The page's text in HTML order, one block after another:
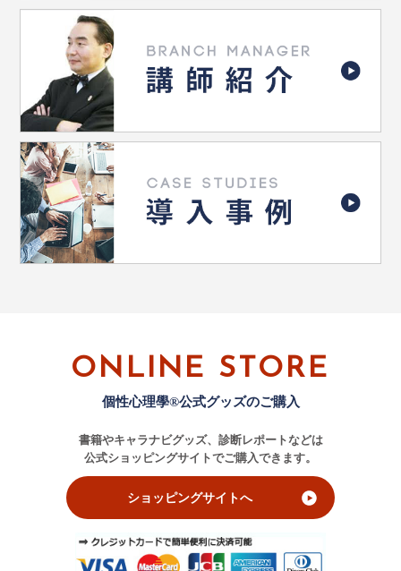
ONLINE STORE
個性心理學®公式グッズのご購入
書籍やキャラナビグッズ、診断レポートなどは
公式ショッピングサイトでご購入できます。
ショッピングサイトへ